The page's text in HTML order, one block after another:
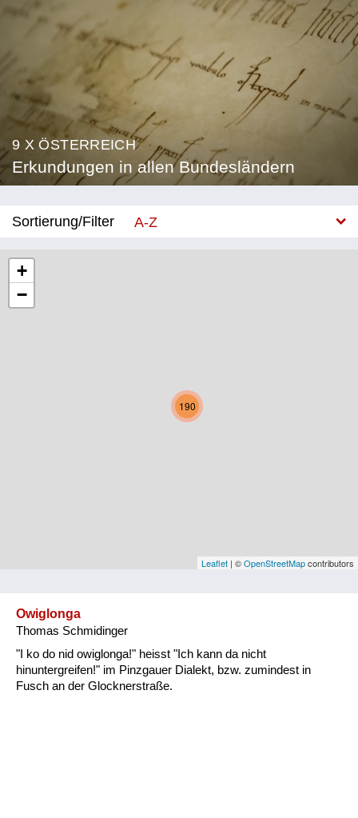
9 X ÖSTERREICH
Erkundungen in allen Bundesländern
Sortierung/Filter
A-Z
Niederösterreich
Oberösterreich
Vorarlberg
Natur und Landwirtschaft
190
+
−
Leaflet | ©OpenStreetMapcontributors
Owiglonga
Thomas Schmidinger
"I ko do nid owiglonga!" heisst "Ich kann da nicht
hinuntergreifen!" im Pinzgauer Dialekt, bzw. zumindest in
Fusch an der Glocknerstraße.